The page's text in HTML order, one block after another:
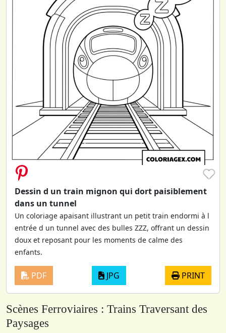
♥
Dessin d un train mignon qui dort paisiblement
dans un tunnel
Un coloriage apaisant illustrant un petit train endormi à l
entrée d un tunnel avec des bulles ZZZ, offrant un dessin
doux et reposant pour les moments de calme des
enfants.
PDF JPG PRINT
Scènes Ferroviaires : Trains Traversant des
Paysages